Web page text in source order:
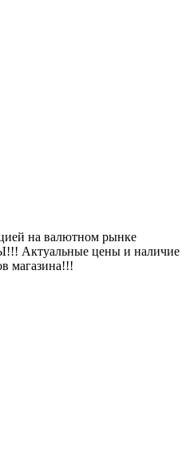
на валютном рынке
цены и наличие
магазина!!!